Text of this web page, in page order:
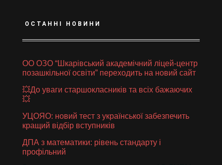
ОСТАННІ НОВИНИ
ОО ОЗО “Шкарівський академічний ліцей-центр
позашкільної освіти” переходить на новий сайт
💥До уваги старшокласників та всіх бажаючих
💥
УЦОЯО: новий тест з української забезпечить
кращий відбір вступників
ДПА з математики: рівень стандарту і
профільний